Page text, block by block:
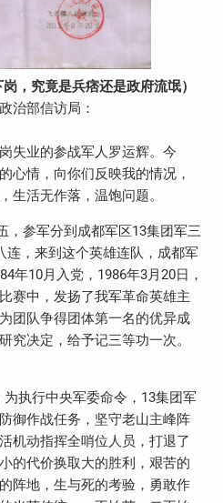
岗，究竟是兵痞还是政府流氓）
治部信访局：
失业的参战军人罗运辉。今
心情，向你们反映我的情况，
生活无作落，温饱问题。
，参军分到成都军区13集团军三
连，来到这个英雄连队，成都军
年10月入党， 1986年3月 20日 ，
赛中，发扬了我军革命英雄主
团队争得团体第一名的优异成
究决定，给予记三等功一次。
为执行中央军委命令， 13集团军
御作战任务，坚守老山主峰阵
机动指挥全哨位人员，打退了
的代价换取大的胜利，艰苦的
阵地，生与死的考验，勇敢作